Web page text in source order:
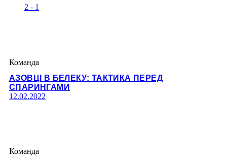
2 - 1
Команда
АЗОВЦІ В БЕЛЕКУ: ТАКТИКА ПЕРЕД
СПАРИНГАМИ
12.02.2022
...
Команда